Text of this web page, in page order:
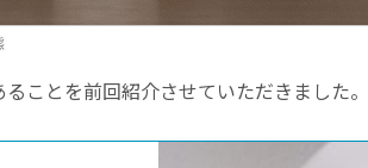
ことを前回紹介させていただきました。